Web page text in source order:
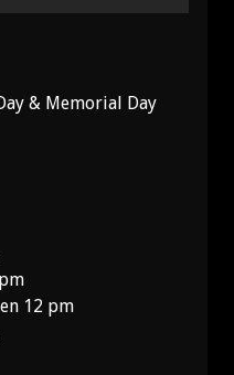
& Memorial Day
12 pm